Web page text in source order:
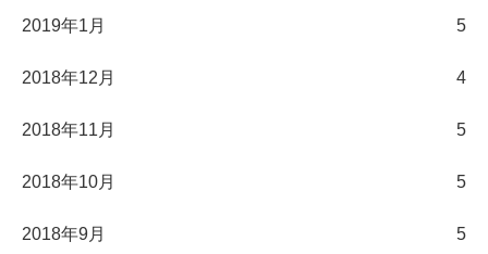
2019年1月 5
2018年12月 4
2018年11月 5
2018年10月 5
2018年9月 5